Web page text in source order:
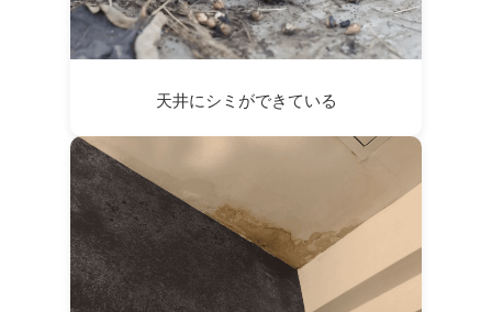
天井にシミができている